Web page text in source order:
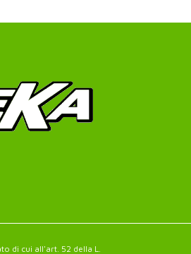
di cui all'art. 52 della L.